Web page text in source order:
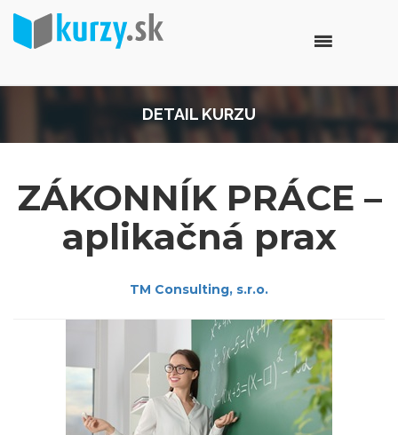
DETAIL KURZU
ZÁKONNÍK PRÁCE –
aplikačná prax
TM Consulting, s.r.o.